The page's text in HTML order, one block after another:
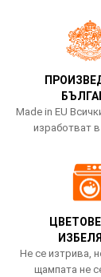
Made in EU
изработват
Не се изтрива,
щампата не